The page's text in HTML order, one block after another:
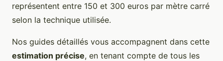
représentent entre 150 et 300 euros par mètre carré
selon la technique utilisée.
Nos guides détaillés vous accompagnent dans cette
estimation précise, en tenant compte de tous les